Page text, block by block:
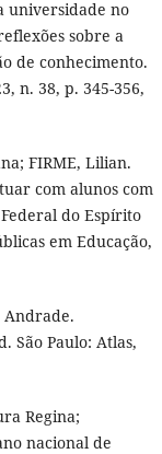
universidade no
sobre a
de conhecimento.
n. 38, p. 345-356,
FIRME, Lilian.
com alunos com
do Espírito
em Educação,
Andrade.
São Paulo: Atlas,
Regina;
nacional de